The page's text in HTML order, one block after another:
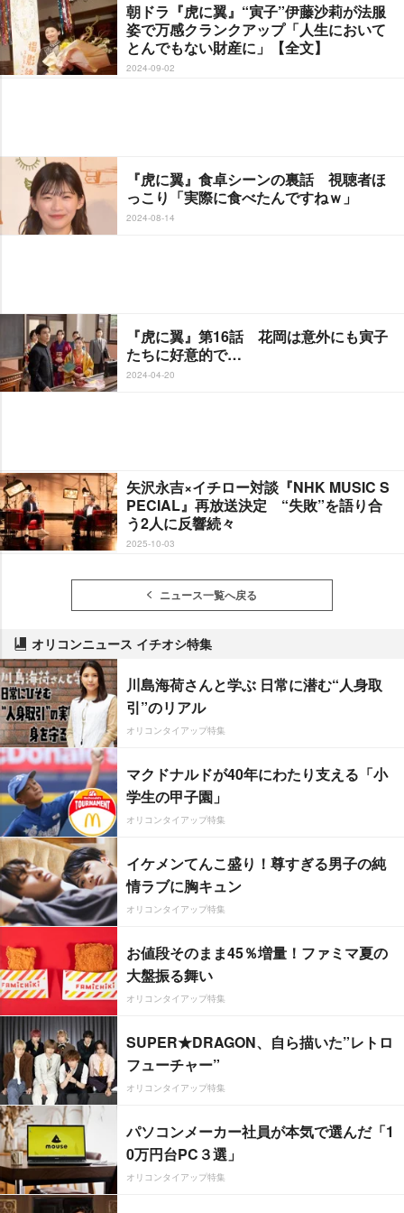
朝ドラ『虎に翼』“寅子”伊藤沙莉が法服
姿で万感クランクアップ「人生において
とんでもない財産に」【全文】
2024-09-02
『虎に翼』食卓シーンの裏話 視聴者ほ
っこり「実際に食べたんですねｗ」
2024-08-14
『虎に翼』第16話 花岡は意外にも寅子
たちに好意的で…
2024-04-20
矢沢永吉×イチロー対談『NHK MUSIC S
PECIAL』再放送決定 “失敗”を語り合
う2人に反響続々
2025-10-03
ニュース一覧へ戻る
オリコンニュース イチオシ特集
川島海荷さんと学ぶ 日常に潜む“人身取
引”のリアル
オリコンタイアップ特集
マクドナルドが40年にわたり支える「小
学生の甲子園」
オリコンタイアップ特集
イケメンてんこ盛り！尊すぎる男子の純
情ラブに胸キュン
オリコンタイアップ特集
お値段そのまま45％増量！ファミマ夏の
大盤振る舞い
オリコンタイアップ特集
SUPER★DRAGON、自ら描いた”レトロ
フューチャー”
オリコンタイアップ特集
パソコンメーカー社員が本気で選んだ「1
0万円台PC３選」
オリコンタイアップ特集